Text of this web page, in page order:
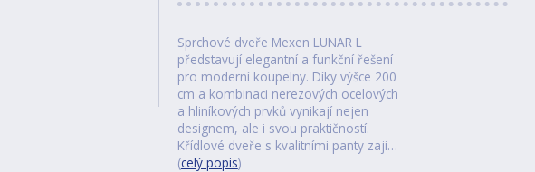
Sprchové dveře Mexen LUNAR L
představují elegantní a funkční řešení
pro moderní koupelny. Díky výšce 200
cm a kombinaci nerezových ocelových
a hliníkových prvků vynikají nejen
designem, ale i svou praktičností.
Křídlové dveře s kvalitními panty zaji…
(celý popis)